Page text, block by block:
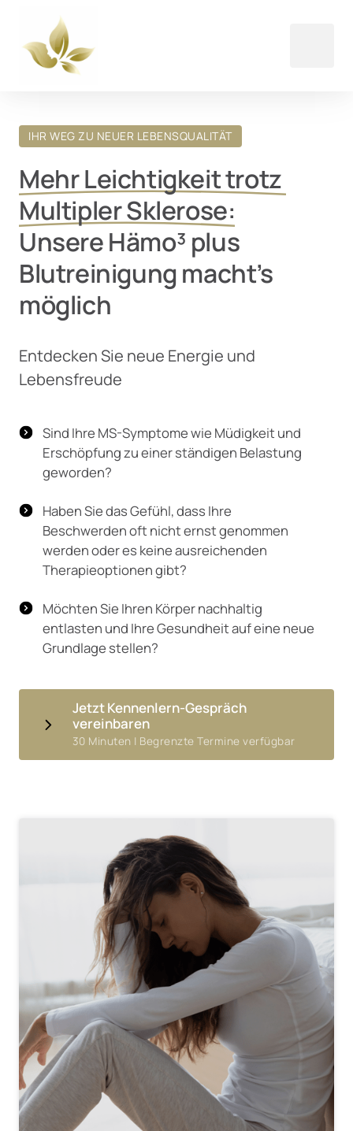
IHR WEG ZU NEUER LEBENSQUALITÄT
Mehr Leichtigkeit
Multipler Sklerose:
Unsere Hämo³ plus
Blutreinigung macht’s
möglich
Entdecken Sie neue Energie und
Lebensfreude
Sind Ihre MS-Symptome wie Müdigkeit und
Erschöpfung zu einer ständigen Belastung
geworden?
Haben Sie das Gefühl, dass Ihre
Beschwerden oft nicht ernst genommen
werden oder es keine ausreichenden
Therapieoptionen gibt?
Möchten Sie Ihren Körper nachhaltig
entlasten und Ihre Gesundheit auf eine neue
Grundlage stellen?
Jetzt Kennenlern-Gespräch
vereinbaren
30 Minuten | Begrenzte Termine verfügbar